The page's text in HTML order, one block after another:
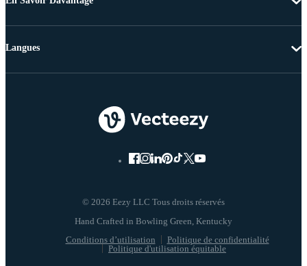
© 2026 Eezy LLC Tous droits réservés
Conditions d’utilisation
Politique de confidentialité
Politique d'utilisation équitable
Langues